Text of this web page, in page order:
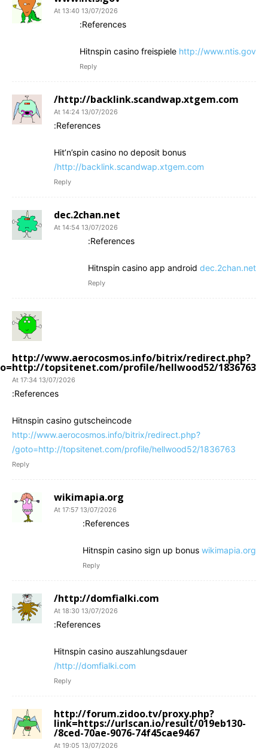
13/07/2026 At 13:40
References:
Hitnspin casino freispiele http://www.ntis.gov
Reply
http://backlink.scandwap.xtgem.com/
13/07/2026 At 14:24
References:
Hit’n’spin casino no deposit bonus
http://backlink.scandwap.xtgem.com/
Reply
dec.2chan.net
13/07/2026 At 14:54
References:
Hitnspin casino app android dec.2chan.net
Reply
http://www.aerocosmos.info/bitrix/redirect.php?
topsitenet.com/profile/hellwood52/1836763/
13/07/2026 At 17:34
References:
Hitnspin casino gutscheincode
http://www.aerocosmos.info/bitrix/redirect.php?
goto=http://topsitenet.com/profile/hellwood52/1836763/
Reply
wikimapia.org
13/07/2026 At 17:57
References:
Hitnspin casino sign up bonus wikimapia.org
Reply
http://domfialki.com/
13/07/2026 At 18:30
References:
Hitnspin casino auszahlungsdauer
http://domfialki.com/
Reply
http://forum.zidoo.tv/proxy.php?
link=https://urlscan.io/result/019eb130-
8ced-70ae-9076-74f45cae9467/
13/07/2026 At 19:05